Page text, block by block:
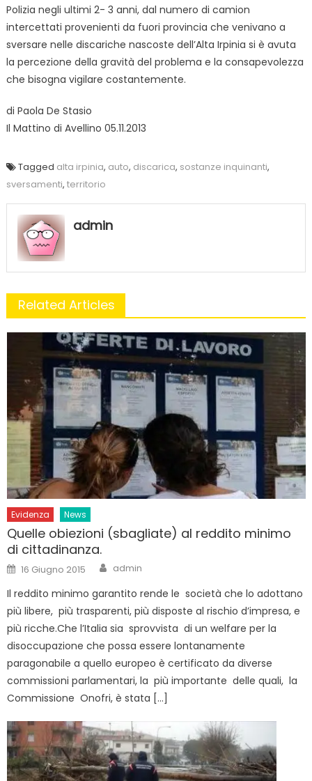
Polizia negli ultimi 2- 3 anni, dal numero di camion
intercettati provenienti da fuori provincia che venivano a
sversare nelle discariche nascoste dell’Alta Irpinia si è avuta
la percezione della gravità del problema e la consapevolezza
che bisogna vigilare costantemente.
di Paola De Stasio
Il Mattino di Avellino 05.11.2013
Tagged alta irpinia, auto, discarica, sostanze inquinanti,
sversamenti, territorio
admin
Related Articles
Evidenza News
Quelle obiezioni (sbagliate) al reddito minimo
di cittadinanza.
Posted
on
16 Giugno 2015 Author
admin
Il reddito minimo garantito rende le società che lo adottano
più libere, più trasparenti, più disposte al rischio d’impresa, e
più ricche.Che l’Italia sia sprovvista di un welfare per la
disoccupazione che possa essere lontanamente
paragonabile a quello europeo è certificato da diverse
commissioni parlamentari, la più importante delle quali, la
Commissione Onofri, è stata […]